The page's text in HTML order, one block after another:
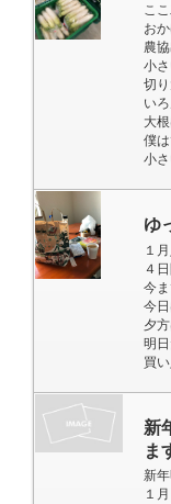
こ
おか
農協
小さい
切り
いろ
大
僕はで
小さ
ゆ
１
４
今ま
今日
夕方
明
買
新
ま
新
１月